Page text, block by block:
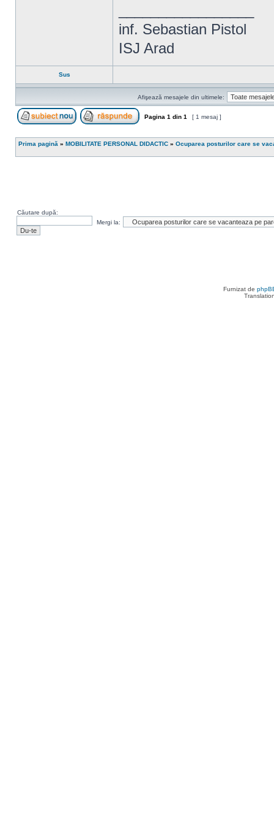
inf. Sebastian Pistol
ISJ Arad
Sus
Afişează mesajele din ultimele:
Pagina 1 din 1 [ 1 mesaj ]
Prima pagină » MOBILITATE PERSONAL DIDACTIC » Ocuparea posturilor care se
Căutare după:
Mergi la:
Furnizat de